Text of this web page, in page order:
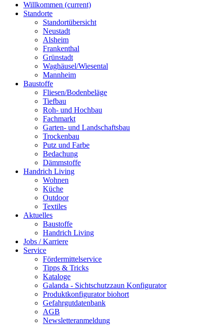
Willkommen (current)
Standorte
Standortübersicht
Neustadt
Alsheim
Frankenthal
Grünstadt
Waghäusel/Wiesental
Mannheim
Baustoffe
Fliesen/Bodenbeläge
Tiefbau
Roh- und Hochbau
Fachmarkt
Garten- und Landschaftsbau
Trockenbau
Putz und Farbe
Bedachung
Dämmstoffe
Handrich Living
Wohnen
Küche
Outdoor
Textiles
Aktuelles
Baustoffe
Handrich Living
Jobs / Karriere
Service
Fördermittelservice
Tipps & Tricks
Kataloge
Galanda - Sichtschutzzaun Konfigurator
Produktkonfigurator biohort
Gefahrgutdatenbank
AGB
Newsletteranmeldung